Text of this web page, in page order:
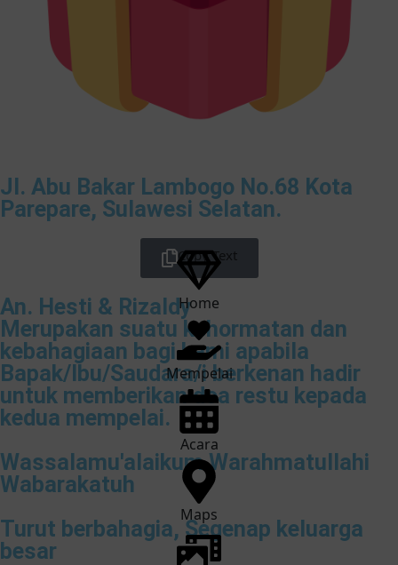
Jl. Abu Bakar Lambogo No.68 Kota
Parepare, Sulawesi Selatan.
Copy Text
An. Hesti & Rizaldy
Merupakan suatu kehormatan dan
kebahagiaan bagi kami apabila
Bapak/Ibu/Saudara/i berkenan hadir
untuk memberikan doa restu kepada
kedua mempelai.
Wassalamu'alaikum Warahmatullahi
Wabarakatuh
Turut berbahagia, Segenap keluarga
besar
Home
Mempelai
Acara
Maps